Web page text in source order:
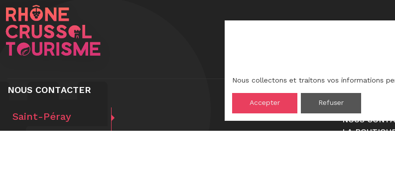
NOUS CONTACTER
Saint-Péray
NOUS
LA
Nous collectons et traitons vos informations
Accepter Refuser